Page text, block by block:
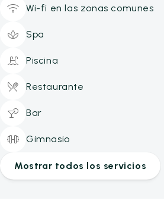
Wi-fi en las zonas comunes
Spa
Piscina
Restaurante
Bar
Gimnasio
Mostrar todos los servicios